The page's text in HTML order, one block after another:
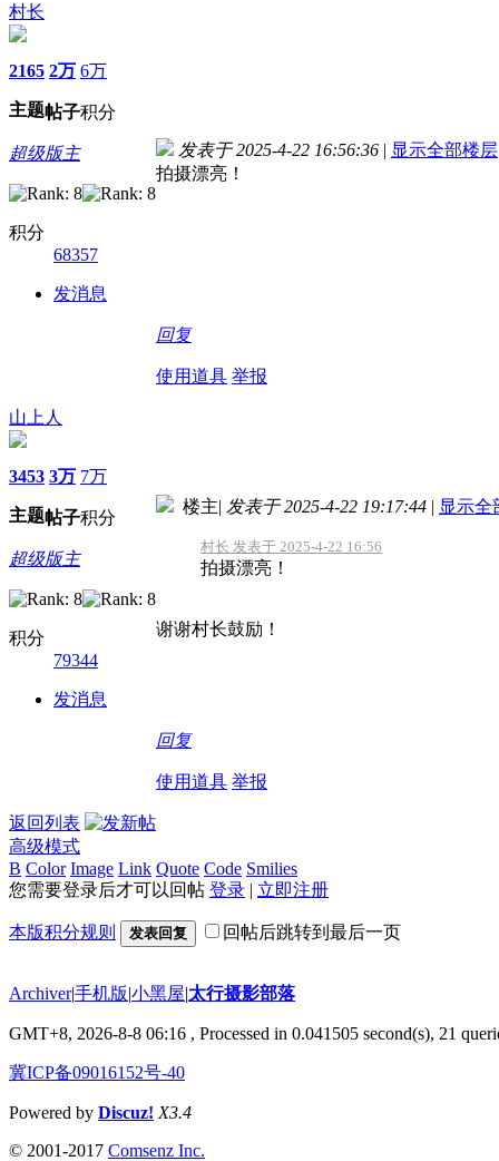
村长
2165
主题
2万
帖子
6万
积分
超级版主
积分
68357
发消息
发表于 2025-4-22 16:56:36 | 显示全部楼层
拍摄漂亮！
回复
使用道具 举报
山上人
3453
主题
3万
帖子
7万
积分
超级版主
积分
79344
发消息
楼主| 发表于 2025-4-22 19:17:44 | 显示全
村长 发表于 2025-4-22 16:56
拍摄漂亮！
谢谢村长鼓励！
回复
使用道具 举报
返回列表
高级模式
B Color Image Link Quote Code Smilies
您需要登录后才可以回帖 登录 | 立即注册
本版积分规则 发表回复 回帖后跳转到最后一页
Archiver|手机版|小黑屋|太行摄影部落
GMT+8, 2026-8-8 06:16 , Processed in 0.041505 second(s), 21
冀ICP备09016152号-40
Powered by Discuz! X3.4
© 2001-2017 Comsenz Inc.